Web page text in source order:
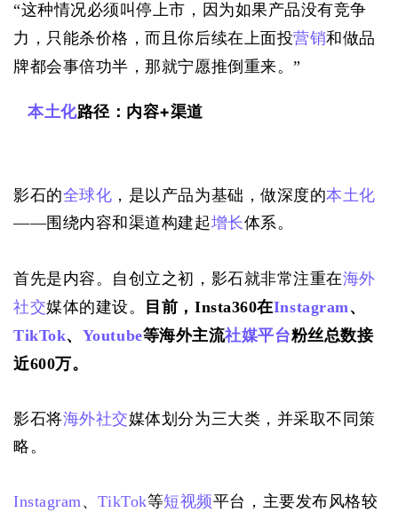
“这种情况必须叫停上市，因为如果产品没有竞争
力，只能杀价格，而且你后续在上面投营销和做品
牌都会事倍功半，那就宁愿推倒重来。”
本土化路径：内容+渠道
影石的全球化 ，是以产品为基础，做深度的本土化
——围绕内容和渠道构建起增长体系。
首先是内容。自创立之初，影石就非常注重在海外
社交媒体的建设。 目前，Insta360在Instagram、
TikTok、 Youtube等海外主流社媒平台粉丝总数接
近600万。
影石将海外社交媒体划分为三大类，并采取不同策
略。
Instagram、TikTok等短视频平台，主要发布风格较